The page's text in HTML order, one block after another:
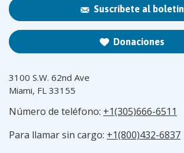
Suscríbete al boletín
Donaciones
3100 S.W. 62nd Ave
Miami, FL 33155
Número de teléfono: +1(305)666-6511
Para llamar sin cargo: +1(800)432-6837